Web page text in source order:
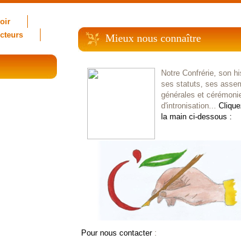
Mieux nous connaître
Notre Confrérie, son
ses statuts, ses
générales et
d'intronisation...
la main ci-dessous :
Pour nous contacter: